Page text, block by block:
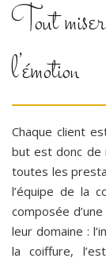
Tout
l’émotion
Chaque client
but est donc de
toutes les
l’équipe de la
composée
leur domaine :
la coiffure,